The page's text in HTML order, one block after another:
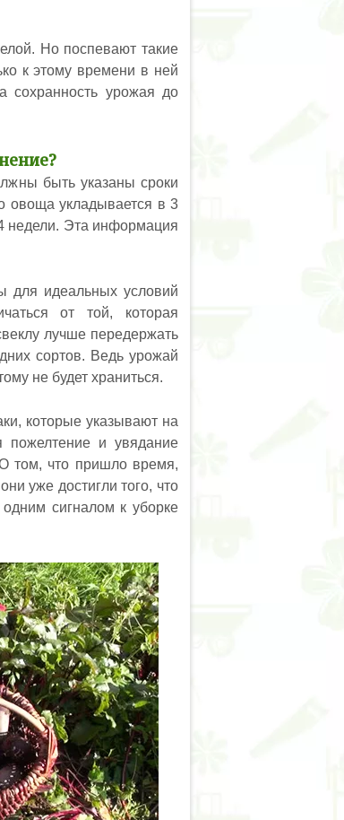
Но поспевают такие
к этому времени в ней
сохранность урожая до
быть указаны сроки
овоща укладывается в 3
недели. Эта информация
для идеальных условий
от той, которая
лучше передержать
сортов. Ведь урожай
не будет храниться.
которые указывают на
пожелтение и увядание
том, что пришло время,
уже достигли того, что
сигналом к уборке